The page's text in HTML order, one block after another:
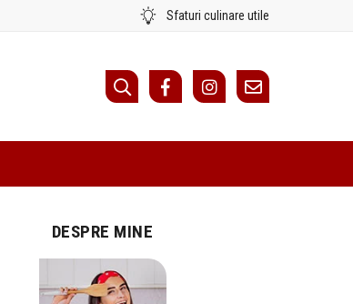
Sfaturi culinare utile
DESPRE MINE